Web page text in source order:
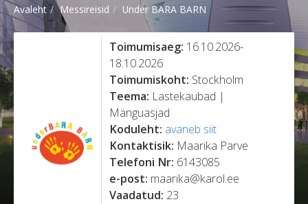
Avaleht Messireisid Under BARA BARN
Toimumisaeg: 16.10.2026-
18.10.2026
Toimumiskoht: Stockholm
Teema: Lastekaubad |
Mänguasjad
Koduleht: avaneb siit
Kontaktisik: Maarika Parve
Telefoni Nr: 6143085
e-post: maarika@karol.ee
Vaadatud: 23